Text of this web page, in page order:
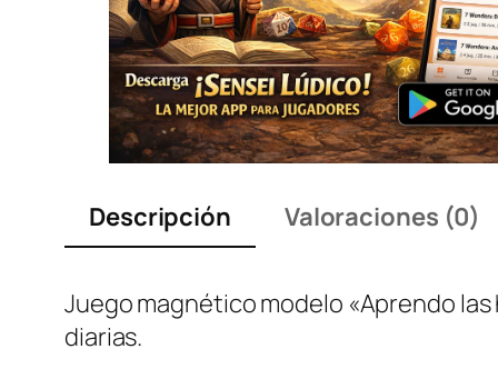
Descripción Valoraciones (0)
Juego magnético modelo «Aprendo
diarias.